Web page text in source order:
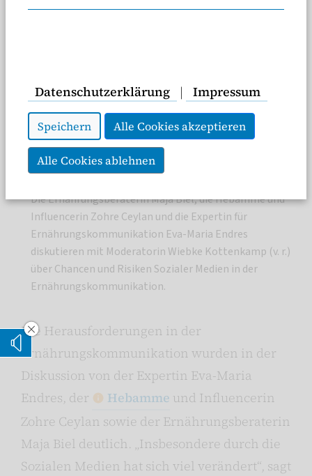
Die Ernährungsberaterin Maja Biel, die Hebamme und
Influencerin Zohre Ceylan und die Expertin für
Ernährungskommunikation Eva-Maria Endres
diskutieren mit Moderatorin Wiebke Kottenkamp (v. r.)
über Chancen und Risiken Sozialer Medien in der
Ernährungskommunikation.
Die Herausforderungen in der
Ernährungskommunikation wurden in der
Diskussion von der Expertin Eva-Maria
Endres, der
Hebamme und Influencerin
Zohre Ceylan sowie der Ernährungsberaterin
Maja Biel deutlich. „Insbesondere durch die
Sozialen Medien hat sich viel verändert“, sagt
Datenschutzerklärung | Impressum
Speichern Alle Cookies akzeptieren
Alle Cookies ablehnen
Vorleseoption verstecken
Vorlesen